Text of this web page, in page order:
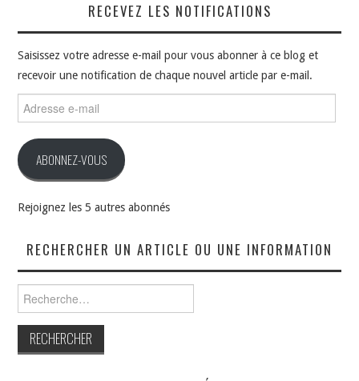
RECEVEZ LES NOTIFICATIONS
Saisissez votre adresse e-mail pour vous abonner à ce blog et
recevoir une notification de chaque nouvel article par e-mail.
Adresse
e-
ABONNEZ-VOUS
Rejoignez les 5 autres abonnés
RECHERCHER UN ARTICLE OU UNE INFORMATION
Rechercher :